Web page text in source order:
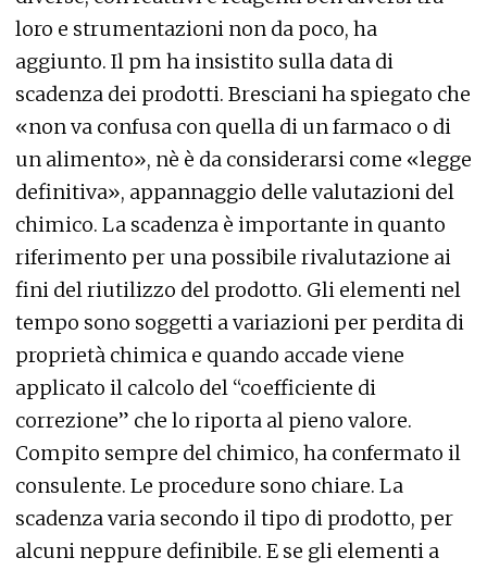
loro e strumentazioni non da poco, ha
aggiunto. Il pm ha insistito sulla data di
scadenza dei prodotti. Bresciani ha spiegato che
«non va confusa con quella di un farmaco o di
un alimento», nè è da considerarsi come «legge
definitiva», appannaggio delle valutazioni del
chimico. La scadenza è importante in quanto
riferimento per una possibile rivalutazione ai
fini del riutilizzo del prodotto. Gli elementi nel
tempo sono soggetti a variazioni per perdita di
proprietà chimica e quando accade viene
applicato il calcolo del “coefficiente di
correzione” che lo riporta al pieno valore.
Compito sempre del chimico, ha confermato il
consulente. Le procedure sono chiare. La
scadenza varia secondo il tipo di prodotto, per
alcuni neppure definibile. E se gli elementi a